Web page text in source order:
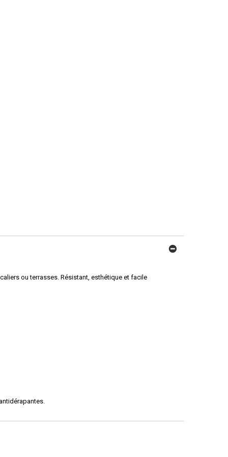
ou terrasses. Résistant, esthétique et facile